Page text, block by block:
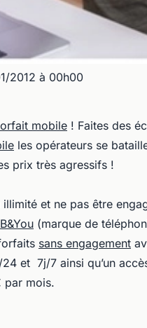
2012 à 00h00
mobile ! Faites des
les opérateurs se
prix très agressifs !
illimité et ne pas être
B&You (marque de
sans engagement
et 7j/7 ainsi qu’un
par mois.